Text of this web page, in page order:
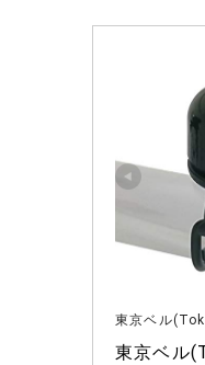
東京ベル
東京ベル